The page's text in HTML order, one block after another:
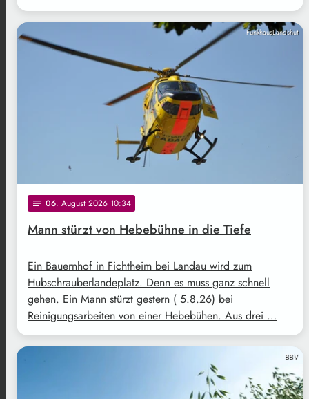
FunkhausLandshut
notes 06. August 2026 10:34
Mann stürzt von Hebebühne in die Tiefe
Ein Bauernhof in Fichtheim bei Landau wird zum
Hubschrauberlandeplatz. Denn es muss ganz schnell
gehen. Ein Mann stürzt gestern ( 5.8.26) bei
Reinigungsarbeiten von einer Hebebühen. Aus drei …
BBV